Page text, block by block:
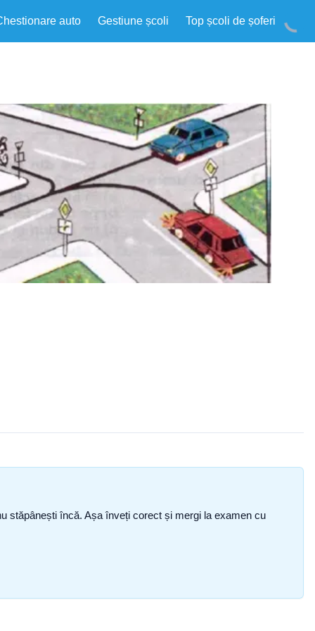
auto Gestiune școli Top școli de șoferi
stăpânești încă. Așa înveți corect și mergi la examen cu